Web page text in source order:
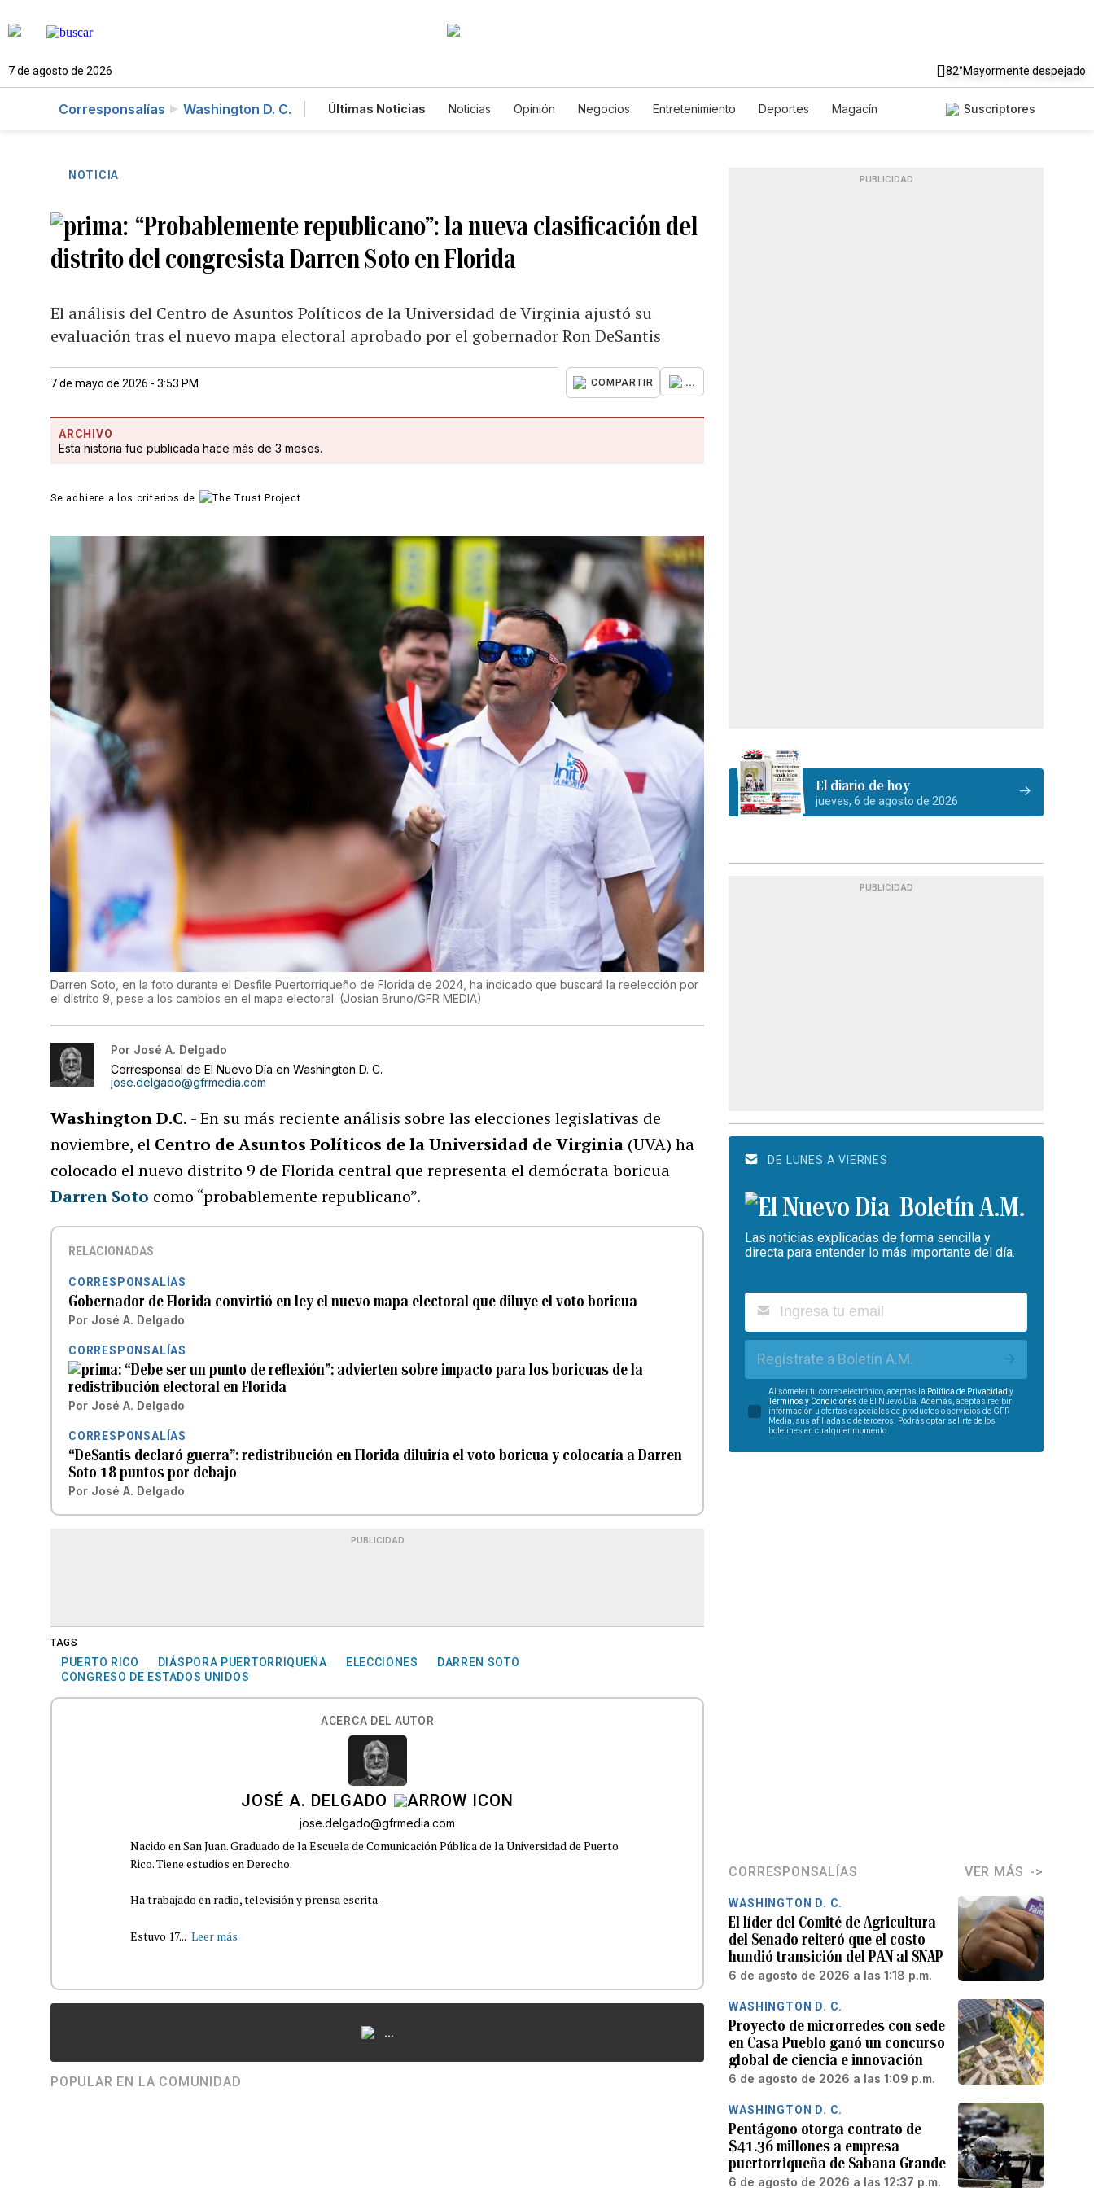
7 de agosto de 2026 82°Mayormente despejado
Corresponsalías Washington D. C. Últimas Noticias Noticias Opinión Negocios Entretenimiento Deportes
Magacín
Suscriptores
NOTICIA
“Probablemente republicano”: la nueva clasificación del
distrito del congresista Darren Soto en Florida
El análisis del Centro de Asuntos Políticos de la Universidad de Virginia ajustó su
evaluación tras el nuevo mapa electoral aprobado por el gobernador Ron DeSantis
7 de mayo de 2026 - 3:53 PM COMPARTIR ...
ARCHIVO
Esta historia fue publicada hace más de 3 meses.
Se adhiere a los criterios de
Darren Soto, en la foto durante el Desfile Puertorriqueño de Florida de 2024, ha indicado que buscará la reelección por
el distrito 9, pese a los cambios en el mapa electoral. (Josian Bruno/GFR MEDIA)
Por José A. Delgado
Corresponsal de El Nuevo Día en Washington D. C.
jose.delgado@gfrmedia.com
Washington D.C. - En su más reciente análisis sobre las elecciones legislativas de
noviembre, el Centro de Asuntos Políticos de la Universidad de Virginia (UVA) ha
colocado el nuevo distrito 9 de Florida central que representa el demócrata boricua
Darren Soto como “probablemente republicano”.
RELACIONADAS
CORRESPONSALÍAS
Gobernador de Florida convirtió en ley el nuevo mapa electoral que diluye el voto boricua
Por José A. Delgado
CORRESPONSALÍAS
“Debe ser un punto de reflexión”: advierten sobre impacto para los boricuas de la
redistribución electoral en Florida
Por José A. Delgado
CORRESPONSALÍAS
“DeSantis declaró guerra”: redistribución en Florida diluiría el voto boricua y colocaría a Darren
Soto 18 puntos por debajo
Por José A. Delgado
PUBLICIDAD
TAGS
PUERTO RICO DIÁSPORA PUERTORRIQUEÑA ELECCIONES
DARREN SOTO
CONGRESO DE ESTADOS UNIDOS
ACERCA DEL AUTOR
JOSÉ A. DELGADO
jose.delgado@gfrmedia.com
Nacido en San Juan. Graduado de la Escuela de Comunicación Pública de la Universidad de Puerto
Rico. Tiene estudios en Derecho.
Ha trabajado en radio, televisión y prensa escrita.
Estuvo 17... Leer más
...
POPULAR EN LA COMUNIDAD
PUBLICIDAD
El diario de hoy
jueves, 6 de agosto de 2026
PUBLICIDAD
DE LUNES A VIERNES
Boletín A.M.
Las noticias explicadas de forma sencilla y
directa para entender lo más importante del día.
Regístrate a Boletín A.M.
Al someter tu correo electrónico, aceptas la Política de Privacidad y
Términos y Condiciones de El Nuevo Día. Además, aceptas recibir
información u ofertas especiales de productos o servicios de GFR
Media, sus afiliadas o de terceros. Podrás optar salirte de los
boletines en cualquier momento.
CORRESPONSALÍAS VER MÁS
WASHINGTON D. C.
El líder del Comité de Agricultura
del Senado reiteró que el costo
hundió transición del PAN al SNAP
6 de agosto de 2026 a las 1:18 p.m.
WASHINGTON D. C.
Proyecto de microrredes con sede
en Casa Pueblo ganó un concurso
global de ciencia e innovación
6 de agosto de 2026 a las 1:09 p.m.
WASHINGTON D. C.
Pentágono otorga contrato de
$41.36 millones a empresa
puertorriqueña de Sabana Grande
6 de agosto de 2026 a las 12:37 p.m.